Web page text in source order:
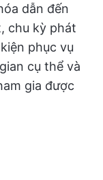
dẫn đến
chu kỳ phát
phục vụ
cụ thể và
gia được